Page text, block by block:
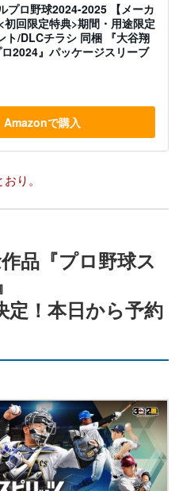
プロ野球2024-2025 【メーカ
初回限定特典>期間・用途限定
ト/DLCチラシ 同梱 『大谷翔
2024』パッケージスリーブ
Amazonで購入
り。
品『プロ野球ス
定！本日から予約